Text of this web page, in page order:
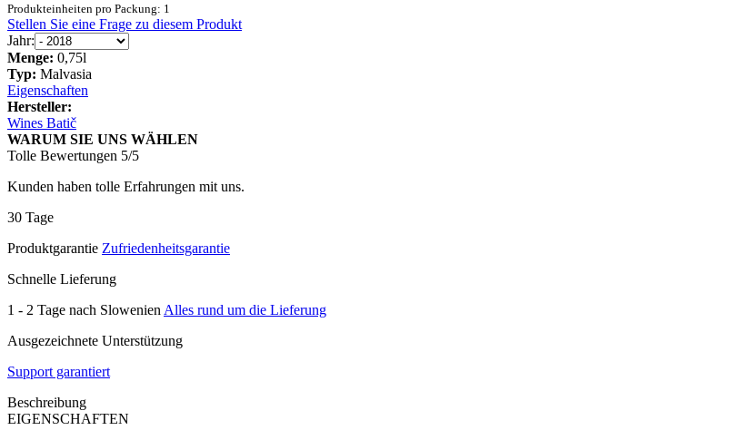
Produkteinheiten pro Packung: 1
Stellen Sie eine Frage zu diesem Produkt
Jahr:
Menge: 0,75l
Typ: Malvasia
Eigenschaften
Hersteller:
Wines Batič
WARUM SIE UNS WÄHLEN
Tolle Bewertungen 5/5
Kunden haben tolle Erfahrungen mit uns.
30 Tage
Produktgarantie Zufriedenheitsgarantie
Schnelle Lieferung
1 - 2 Tage nach Slowenien Alles rund um die Lieferung
Ausgezeichnete Unterstützung
Support garantiert
Beschreibung
EIGENSCHAFTEN